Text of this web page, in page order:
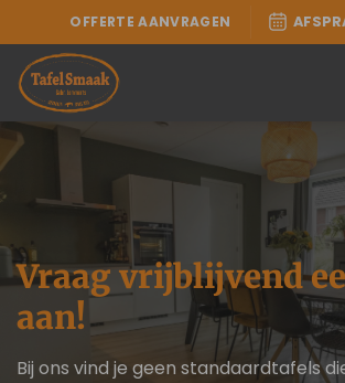
naar
inhoud
OFFERTE AANVRAGEN
Vraag vrijblijvend
aan!
Bij ons vind je geen standaardtafels